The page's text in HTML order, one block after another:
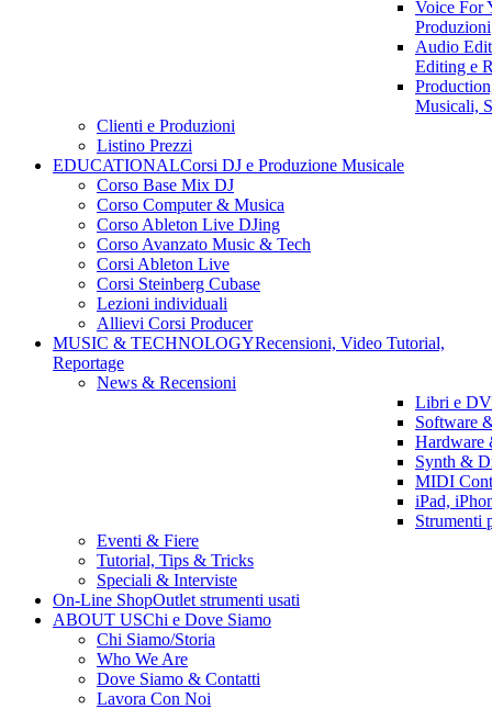
Voice For
Produzioni
Audio
Editing e
Musicali,
Clienti e Produzioni
Listino Prezzi
EDUCATIONALCorsi DJ e Produzione Musicale
Corso Base Mix DJ
Corso Computer & Musica
Corso Ableton Live DJing
Corso Avanzato Music & Tech
Corsi Ableton Live
Corsi Steinberg Cubase
Lezioni individuali
Allievi Corsi Producer
MUSIC & TECHNOLOGYRecensioni, Video Tutorial,
Reportage
News & Recensioni
Libri e
Software
Hardware
Synth &
MIDI
iPad,
Strumenti
Eventi & Fiere
Tutorial, Tips & Tricks
Speciali & Interviste
On-Line ShopOutlet strumenti usati
ABOUT USChi e Dove Siamo
Chi Siamo/Storia
Who We Are
Dove Siamo & Contatti
Lavora Con Noi